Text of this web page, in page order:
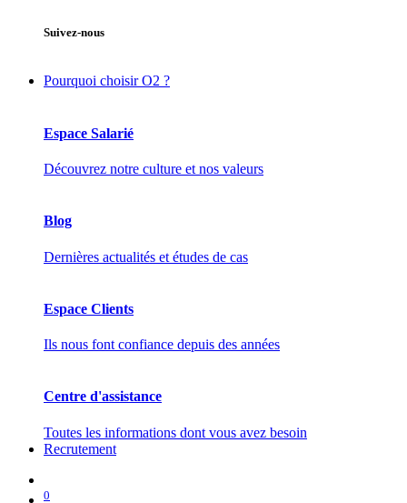
Suivez-nous
Pourquoi choisir O2 ?
Espace Salarié
Découvrez notre culture et nos valeurs
Blog
Dernières actualités et études de cas
Espace Clients
Ils nous font confiance depuis des années
Centre d'assistance
Toutes les informations dont vous avez besoin
Recrutement
0